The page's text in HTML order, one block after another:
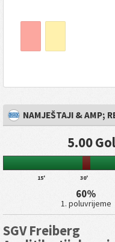
NAMJEŠTAJI & AMP;
5.00
15' 30'
60%
1. poluvrijeme
SGV Freiberg